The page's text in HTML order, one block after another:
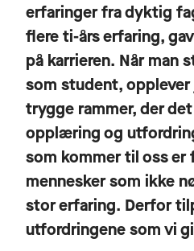
erfaringer fra dyktig
flere ti-års erfaring,
på karrieren. Når man
som student,
trygge rammer, der
opplæring og
som kommer til oss er
mennesker som ikke
stor erfaring. Derfor
utfordringene som vi